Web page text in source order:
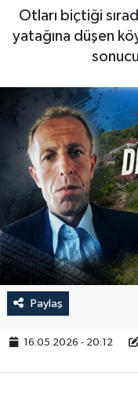
Otları biçtiği
yatağına düşen
Paylaş
16.05.2026 - 20:12